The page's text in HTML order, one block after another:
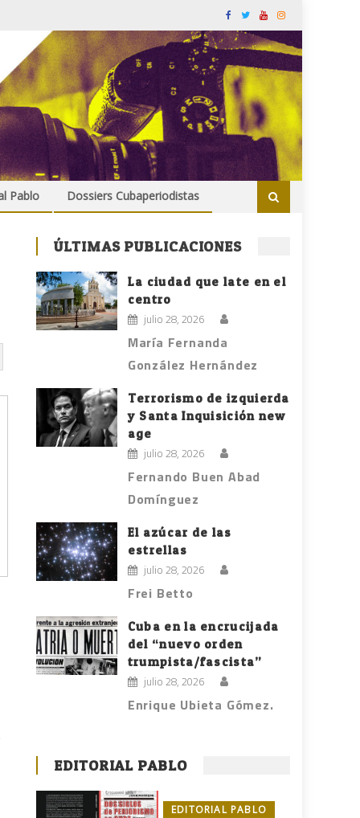
Pablo Dossiers Cubaperiodistas
ÚLTIMAS PUBLICACIONES
La ciudad que late en el
centro
julio 28, 2026
María Fernanda
González Hernández
Terrorismo de izquierda
y Santa Inquisición new
age
julio 28, 2026
Fernando Buen Abad
Domínguez
El azúcar de las
estrellas
julio 28, 2026
Frei Betto
Cuba en la encrucijada
del “nuevo orden
trumpista/fascista”
julio 28, 2026
Enrique Ubieta Gómez.
EDITORIAL PABLO
EDITORIAL PABLO